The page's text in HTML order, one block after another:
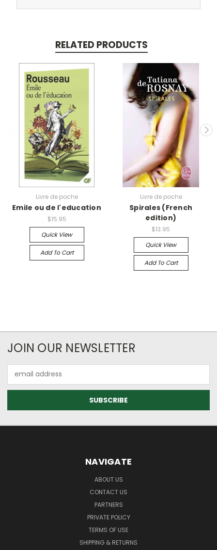
RELATED PRODUCTS
Livre de poche
Emile ou de l'education
$15.95
Quick View
Add To Cart
Livre de poche
Spirales (French
edition)
$13.95
Quick View
Add To Cart
JOIN OUR NEWSLETTER
Address
NAVIGATE
ABOUT US
CONTACT US
PARTNERS
PRIVATE POLICY
TERMS OF USE
SHIPPING & RETURNS